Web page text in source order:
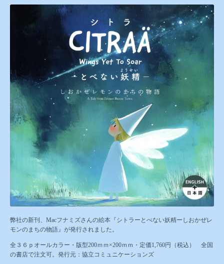
弊社の新刊、Macフナミズさんの絵本『シトラーとべない妖精ーしおかぜレ
モンのまちの物語』が発行されました。
全３６ｐオールカラー・版型200ｍｍ×200ｍｍ・定価1,760円（税込） 全国
の書店で注文可。発行元：協立コミュニケーションズ